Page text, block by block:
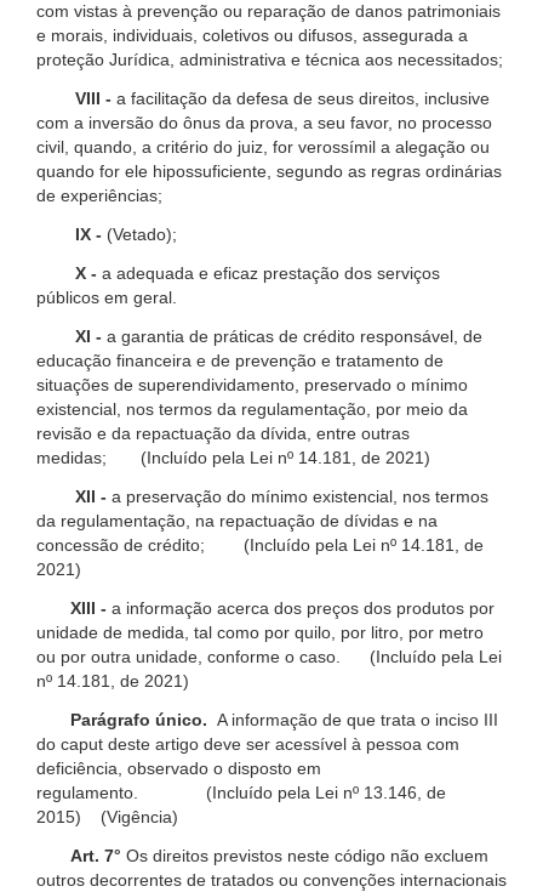
com vistas à prevenção ou reparação de danos patrimoniais
e morais, individuais, coletivos ou difusos, assegurada a
proteção Jurídica, administrativa e técnica aos necessitados;
VIII - a facilitação da defesa de seus direitos, inclusive
com a inversão do ônus da prova, a seu favor, no processo
civil, quando, a critério do juiz, for verossímil a alegação ou
quando for ele hipossuficiente, segundo as regras ordinárias
de experiências;
IX - (Vetado);
X - a adequada e eficaz prestação dos serviços
públicos em geral.
XI - a garantia de práticas de crédito responsável, de
educação financeira e de prevenção e tratamento de
situações de superendividamento, preservado o mínimo
existencial, nos termos da regulamentação, por meio da
revisão e da repactuação da dívida, entre outras
medidas; (Incluído pela Lei nº 14.181, de 2021)
XII - a preservação do mínimo existencial, nos termos
da regulamentação, na repactuação de dívidas e na
concessão de crédito; (Incluído pela Lei nº 14.181, de
2021)
XIII - a informação acerca dos preços dos produtos por
unidade de medida, tal como por quilo, por litro, por metro
ou por outra unidade, conforme o caso. (Incluído pela Lei
nº 14.181, de 2021)
Parágrafo único. A informação de que trata o inciso III
do caput deste artigo deve ser acessível à pessoa com
deficiência, observado o disposto em
regulamento. (Incluído pela Lei nº 13.146, de
2015) (Vigência)
Art. 7° Os direitos previstos neste código não excluem
outros decorrentes de tratados ou convenções internacionais